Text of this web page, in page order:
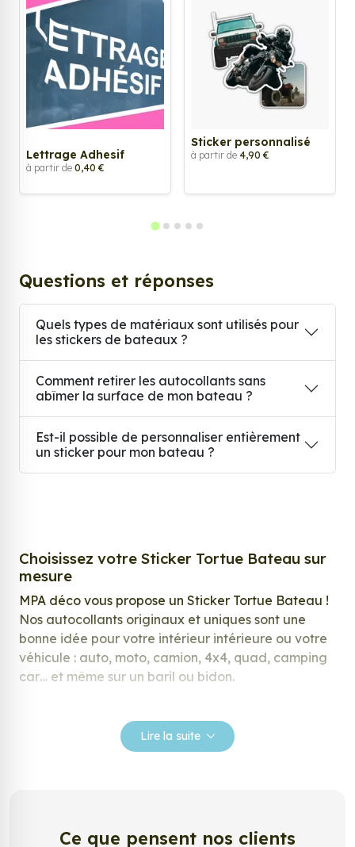
Lettrage Adhesif
à partir de 0,40 €
Sticker personnalisé
à partir de 4,90 €
Questions et réponses
Quels types de matériaux sont utilisés pour
les stickers de bateaux ?
Comment retirer les autocollants sans
abîmer la surface de mon bateau ?
Est-il possible de personnaliser entièrement
un sticker pour mon bateau ?
Choisissez votre Sticker Tortue Bateau sur
mesure
MPA déco vous propose un Sticker Tortue Bateau !
Nos autocollants originaux et uniques sont une
bonne idée pour votre intérieur intérieure ou votre
véhicule : auto, moto, camion, 4x4, quad, camping
car… et même sur un baril ou bidon.
répondre à vos attentes, laissez vous inspirer parmi
notre large gamme de stickers.
Lire la suite
Ce que pensent nos clients